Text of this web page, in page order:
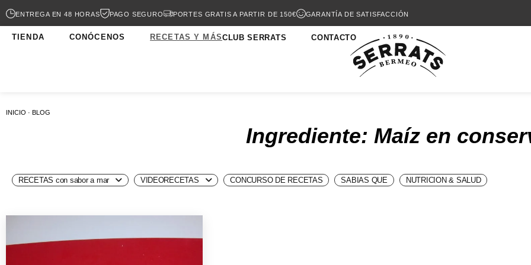
ENTREGA EN 48 HORAS PAGO SEGURO PORTES GRATIS A PARTIR DE 150€ GARANTÍA DE SATISFACCIÓN
TIENDA CONÓCENOS RECETAS Y MÁSCLUB SERRATS CONTACTO
INICIO · BLOG
Ingrediente: Maíz en
RECETAS con sabor a mar VIDEORECETAS CONCURSO DE RECETAS SABIAS QUE NUTRICION & SALUD